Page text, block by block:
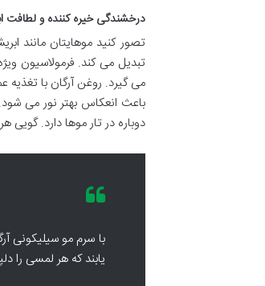
درخشندگی خیره کننده و لطافت
تصور کنید موهایتان مانند
تبدیل می کند. فرمولاسیون
می گیرد. روغن آرگان با
باعث انعکاس بهتر نور می
دوباره در تار موها دارد.
با سرم مو سیلیکونی
یابند که هر لمسی را